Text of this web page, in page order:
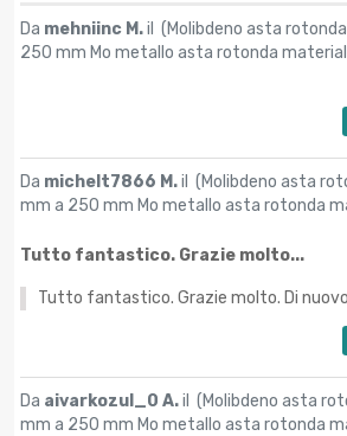
Da mehniinc M.il (Molibdeno asta
250 mm Mo metallo asta rotonda
Da michelt7866 M.il (Molibdeno asta
mm a 250 mm Mo metallo asta rotonda
Tutto fantastico. Grazie molto...
Tutto fantastico. Grazie molto. Di
Da aivarkozul_0 A.il (Molibdeno asta
mm a 250 mm Mo metallo asta rotonda